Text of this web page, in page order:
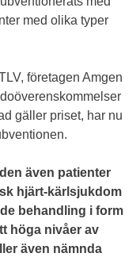
med olika typer
företagen Amgen
gäller priset, har nu
även patienter
hjärt-kärlsjukdom
behandling i form
höga nivåer av
även nämnda